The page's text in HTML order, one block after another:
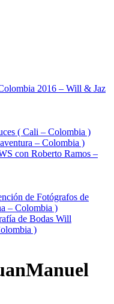
2016 – Will & Jaz
( Cali – Colombia )
– Colombia )
con Roberto Ramos –
de Fotógrafos de
– Colombia )
de Bodas Will
)